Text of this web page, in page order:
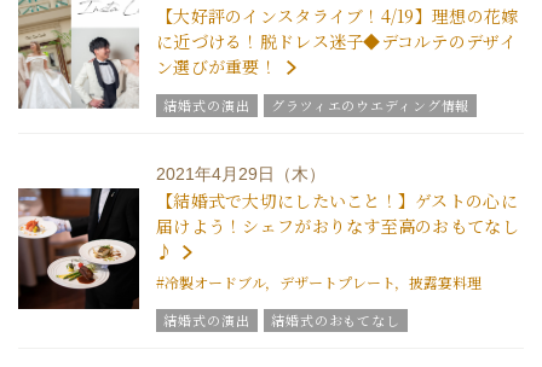
【大好評のインスタライブ！4/19】理想の花嫁
に近づける！脱ドレス迷子◆デコルテのデザイ
ン選びが重要！
結婚式の演出
グラツィエのウエディング情報
チームグラツィエメンバー
2021年4月29日（木）
【結婚式で大切にしたいこと！】ゲストの心に
届けよう！シェフがおりなす至高のおもてなし
♪
#冷製オードブル，デザートプレート，披露宴料理
結婚式の演出
結婚式のおもてなし